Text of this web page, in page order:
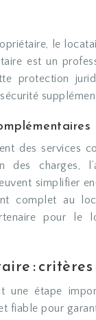
le
est un
protection
des services
charges,
simplifier
complet au
pour le
: critères
une étape
fiable pour